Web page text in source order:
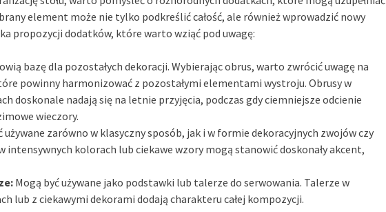
element może nie tylko podkreślić całość, ale również wprowadzić nowy
propozycji dodatków, które warto wziąć pod uwagę:
bazę dla pozostałych dekoracji. Wybierając obrus, warto zwrócić uwagę na
powinny harmonizować z pozostałymi elementami wystroju. Obrusy w
doskonale nadają się na letnie przyjęcia, podczas gdy ciemniejsze odcienie
wieczory.
używane zarówno w klasyczny sposób, jak i w formie dekoracyjnych zwojów czy
intensywnych kolorach lub ciekawe wzory mogą stanowić doskonały akcent,
Mogą być używane jako podstawki lub talerze do serwowania. Talerze w
lub z ciekawymi dekorami dodają charakteru całej kompozycji.